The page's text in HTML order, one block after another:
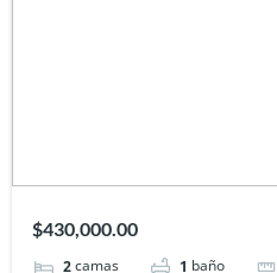
$430,000.00
2camas 1 baño